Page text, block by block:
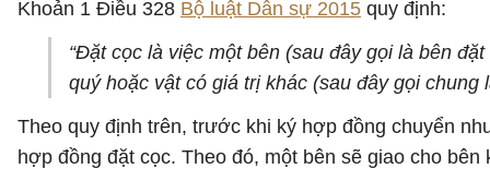
Khoản 1 Điều 328 Bộ luật Dân sự 2015 quy định:
“Đặt cọc là việc một bên (sau đây gọi là bên
quý hoặc vật có giá trị khác (sau đây gọi
Theo quy định trên, trước khi ký hợp đồng chuyển
hợp đồng đặt cọc. Theo đó, một bên sẽ giao cho